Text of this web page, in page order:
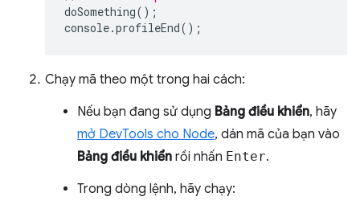
doSomething();
console.profileEnd();
Chạy mã theo một trong hai cách:
Nếu bạn đang sử dụng Bảng điều khiển, hãy
mở DevTools cho Node, dán mã của bạn vào
Bảng điều khiển rồi nhấn Enter.
Trong dòng lệnh, hãy chạy: